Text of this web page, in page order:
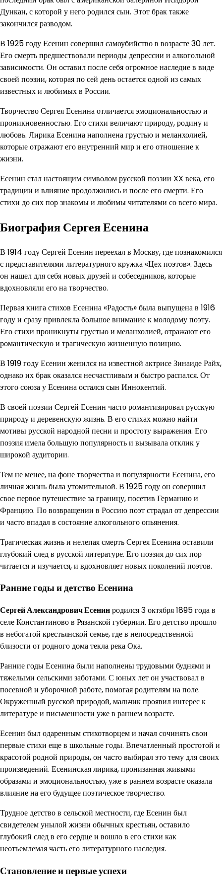
Дункан, с которой у него родился сын. Этот брак также
закончился разводом.
В 1925 году Есенин совершил самоубийство в возрасте 30 лет.
Его смерть предшествовали периоды депрессии и алкогольной
зависимости. Он оставил после себя огромное наследие в виде
своей поэзии, которая по сей день остается одной из самых
известных и любимых в России.
Творчество Сергея Есенина отличается эмоциональностью и
проникновенностью. Его стихи величают природу, родину и
любовь. Лирика Есенина наполнена грустью и меланхолией,
которые отражают его внутренний мир и его отношение к
жизни.
Есенин стал настоящим символом русской поэзии XX века, его
традиции и влияние продолжились и после его смерти. Его
стихи до сих пор знакомы и любимы читателями со всего мира.
Биография Сергея Есенина
В 1914 году Сергей Есенин переехал в Москву, где познакомился
с представителями литературного кружка «Цех поэтов». Здесь
он нашел для себя новых друзей и собеседников, которые
вдохновляли его на творчество.
Первая книга стихов Есенина «Радость» была выпущена в 1916
году и сразу привлекла большое внимание к молодому поэту.
Его стихи проникнуты грустью и меланхолией, отражают его
романтическую и трагическую жизненную позицию.
В 1919 году Есенин женился на известной актрисе Зинаиде Райх,
однако их брак оказался несчастливым и быстро распался. От
этого союза у Есенина остался сын Иннокентий.
В своей поэзии Сергей Есенин часто романтизировал русскую
природу и деревенскую жизнь. В его стихах можно найти
мотивы русской народной песни и простоту выражения. Его
поэзия имела большую популярность и вызывала отклик у
широкой аудитории.
Тем не менее, на фоне творчества и популярности Есенина, его
личная жизнь была утомительной. В 1925 году он совершил
свое первое путешествие за границу, посетив Германию и
Францию. По возвращении в Россию поэт страдал от депрессии
и часто впадал в состояние алкогольного опьянения.
Трагическая жизнь и нелепая смерть Сергея Есенина оставили
глубокий след в русской литературе. Его поэзия до сих пор
читается и изучается, и вдохновляет новых поколений поэтов.
Ранние годы и детство Есенина
Сергей Александрович Есенинродился 3 октября 1895 года в
селе Константиново в Рязанской губернии. Его детство прошло
в небогатой крестьянской семье, где в непосредственной
близости от родного дома текла река Ока.
Ранние годы Есенина были наполнены трудовыми буднями и
тяжелыми сельскими заботами. С юных лет он участвовал в
посевной и уборочной работе, помогая родителям на поле.
Окруженный русской природой, мальчик проявил интерес к
литературе и письменности уже в раннем возрасте.
Есенин был одаренным стихотворцем и начал сочинять свои
первые стихи еще в школьные годы. Впечатленный простотой и
красотой родной природы, он часто выбирал это тему для своих
произведений. Есенинская лирика, пронизанная живыми
образами и эмоциональностью, уже в раннем возрасте оказала
влияние на его будущее поэтическое творчество.
Трудное детство в сельской местности, где Есенин был
свидетелем унылой жизни обычных крестьян, оставило
глубокий след в его сердце и вошло в его стихи как
неотъемлемая часть его литературного наследия.
Становление и первые успехи